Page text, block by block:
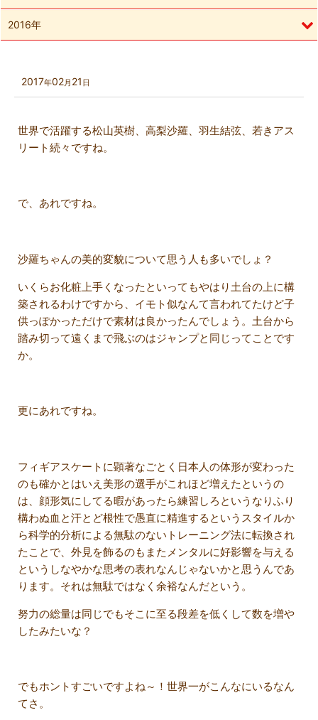
2017年02月 21 日
世界で活躍する松山英樹、高梨沙羅、羽生結弦、若きアス
リート続々ですね。
で、あれですね。
沙羅ちゃんの美的変貌について思う人も多いでしょ？
いくらお化粧上手くなったといってもやはり土台の上に構
築されるわけですから、イモト似なんて言われてたけど子
供っぽかっただけで素材は良かったんでしょう。土台から
踏み切って遠くまで飛ぶのはジャンプと同じってことです
か。
更にあれですね。
フィギアスケートに顕著なごとく日本人の体形が変わった
のも確かとはいえ美形の選手がこれほど増えたというの
は、顔形気にしてる暇があったら練習しろというなりふり
構わぬ血と汗とど根性で愚直に精進するというスタイルか
ら科学的分析による無駄のないトレーニング法に転換され
たことで、外見を飾るのもまたメンタルに好影響を与える
というしなやかな思考の表れなんじゃないかと思うんであ
ります。それは無駄ではなく余裕なんだという。
努力の総量は同じでもそこに至る段差を低くして数を増や
したみたいな？
でもホントすごいですよね～！世界一がこんなにいるなん
てさ。
2016年